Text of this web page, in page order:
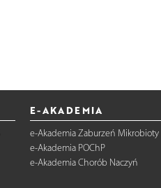
E-AKADEMIA
e-Akademia Zaburzeń Mikrobioty
e-Akademia POChP
e-Akademia Chorób Naczyń